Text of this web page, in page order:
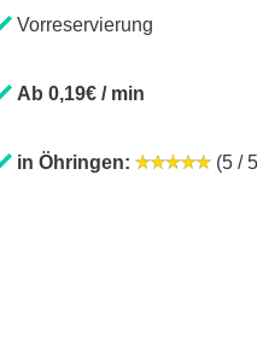
Vorreservierung
Ab 0,19€ / min
in Öhringen: (5 /